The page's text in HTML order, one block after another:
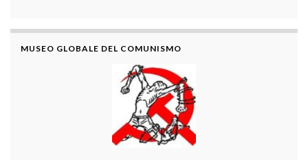
MUSEO GLOBALE DEL COMUNISMO